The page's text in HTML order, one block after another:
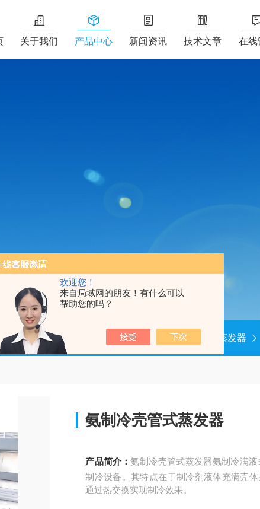
欢迎您！
来自局域网的朋友！有什么可以
帮助您的吗？
关于我们 产品中心 新闻资讯 技术文章 在线
首页 产品中心 蒸发器
氨制冷壳管式蒸发器
产品简介：氨制冷壳管式蒸发器氨制冷满
制冷设备。其特点在于制冷剂液体充满壳
通过热交换实现制冷效果。